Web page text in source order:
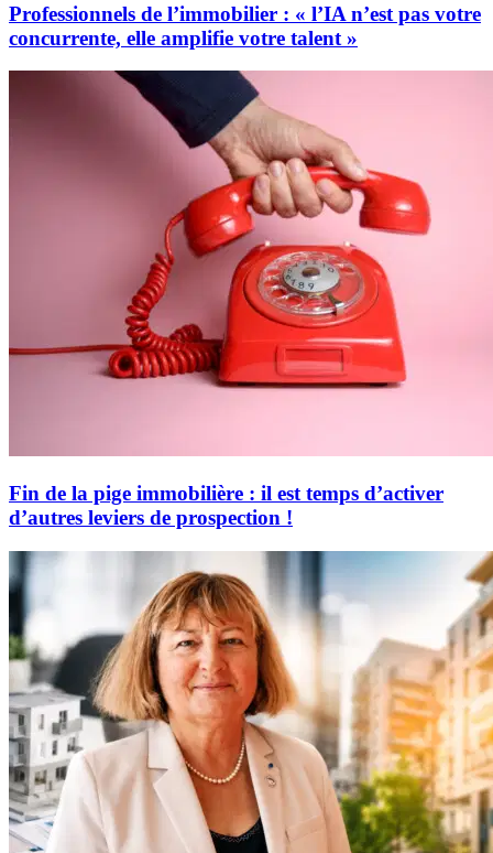
Professionnels de l’immobilier : « l’IA n’est pas votre
concurrente, elle amplifie votre talent »
Fin de la pige immobilière : il est temps d’activer
d’autres leviers de prospection !